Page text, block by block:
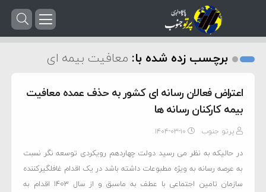
برچسب زده شده با: معافیت بیمه ای
اعتراض فعالان رسانه ای کشور به حذف عمده معافیت
بیمه کارکنان رسانه ها
پرتو جنوب ۱۴۰۴-۰۳-۱۰
در حالیکه به نظر می رسید دولت چهاردهم رویکردی توسعه نگر نسبت
به عرصه رسانه به ویژه مطبوعات داشته باشد در یک اقدام غافلگیرکننده
سازمان تامین اجتماعی با عطف به ماسبق و از سال ۱۴۰۳ اقدام به